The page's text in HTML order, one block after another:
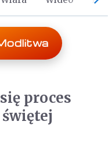
proces